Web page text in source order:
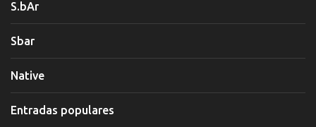
S.bAr
Sbar
Native
Entradas populares